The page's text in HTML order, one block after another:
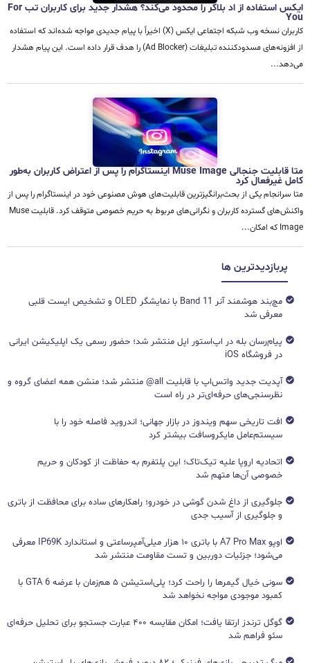
ایکس استفاده از اد بلاکر را محدود می‌کند؟ هشدار جدید برای کاربران تب For
You
کاربران نسخه وب شبکه اجتماعی ایکس (X) اخیراً با پیام جدیدی مواجه شده‌اند که استفاده
از افزونه‌های مسدودکننده تبلیغات (Ad Blocker) را هدف قرار داده است. این پیام هشدار
می‌دهد...
متا قابلیت جنجالی Muse Image اینستاگرام را پس از اعتراض کاربران به‌طور
کامل غیرفعال کرد
متا سرانجام یکی از بحث‌برانگیزترین قابلیت‌های هوش مصنوعی خود در اینستاگرام را پس از
واکنش‌های گسترده کاربران و نگرانی‌های مربوط به حریم خصوصی متوقف کرد. قابلیت Muse
Image که امکان...
پربازدیدترین ها
مچ‌بند هوشمند آنر Band 11 با نمایشگر OLED و تشخیص ایست قلبی
معرفی شد
پیام‌رسان بله در اپ‌استور اپل منتشر شد؛ حضور رسمی یک اپلیکیشن ایرانی
در فروشگاه iOS
آپدیت جدید واتس‌اپ با قابلیت all@ منتشر شد؛ منشن همه اعضای گروه و
نظرسنجی‌های حرفه‌ای‌تر در راه است
افت تاریخی سهم ویندوز در بازار جهانی؛ اندروید فاصله خود را با
سیستم‌عامل مایکروسافت بیشتر کرد
اتحادیه اروپا علیه تیک‌تاک؛ این پلتفرم به حفاظت از کودکان و حریم
خصوصی آن‌ها متهم شد
جلوگیری از داغ شدن گوشی در خودرو؛ راهکارهای ساده برای محافظت از باتری
و جلوگیری از آسیب جدی
اوپو A7 Pro Max با باتری ۱۰ هزار میلی‌آمپرساعتی و استاندارد IP69K معرفی
می‌شود؛ جزئیات دوربین و تست مقاومت منتشر شد
سونی خیال گیمرها را راحت کرد؛ پلی‌استیشن ۵ هم‌زمان با عرضه GTA 6 با
کمبود موجودی مواجه نخواهد شد
گوگل ترندز ارتقا یافت؛ امکان مقایسه ۴۰۰ عبارت جستجو برای تحلیل حرفه‌ای
سئو فراهم شد